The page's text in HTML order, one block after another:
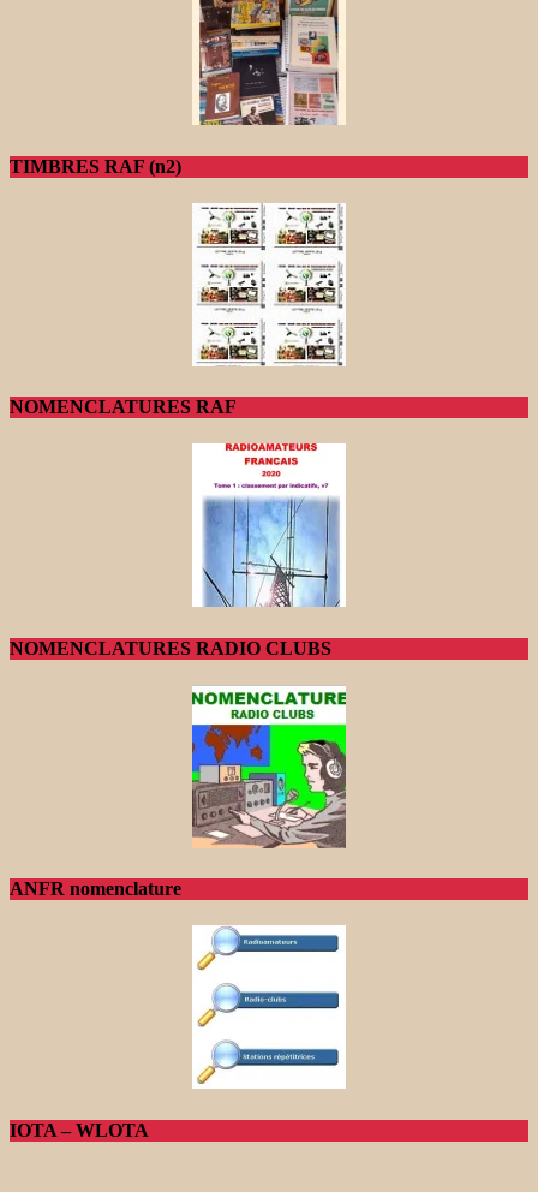
TIMBRES RAF (n2)
NOMENCLATURES RAF
NOMENCLATURES RADIO CLUBS
ANFR nomenclature
IOTA – WLOTA